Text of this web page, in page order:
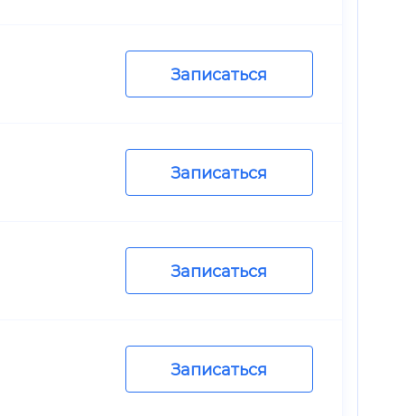
Записаться
Записаться
Записаться
Записаться